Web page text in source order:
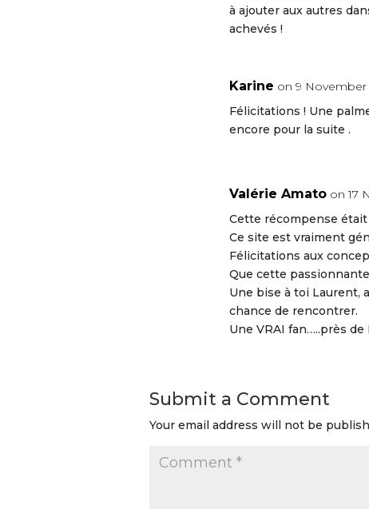
à ajouter aux autres
achevés !
Karine on 9 November
Félicitations ! Une
encore pour la suite .
Valérie Amato on 17
Cette récompense
Ce site est vraiment
Félicitations aux
Que cette
Une bise à toi Laurent,
chance de rencontrer.
Une VRAI fan…..près de
Submit a Comment
Your email address will not be